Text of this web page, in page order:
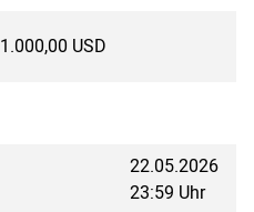
1.000,00 USD
22.05.2026
23:59 Uhr